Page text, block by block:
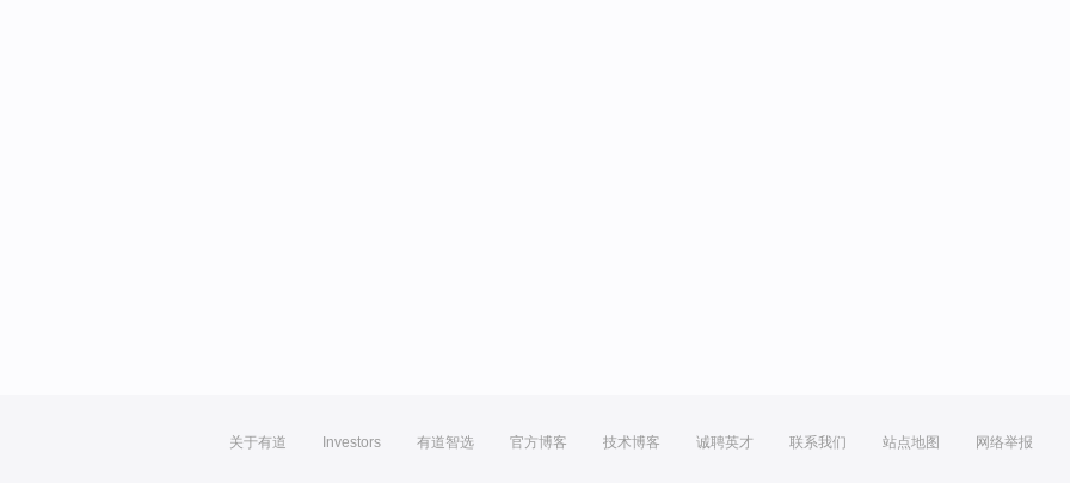
关于有道 Investors 有道智选 官方博客 技术博客 诚聘英才 联系我们 站点地图 网络举报